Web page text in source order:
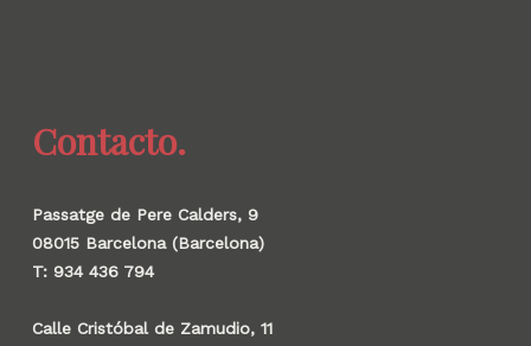
Contacto.
Passatge de Pere Calders, 9
08015 Barcelona (Barcelona)
T: 934 436 794
Calle Cristóbal de Zamudio, 11